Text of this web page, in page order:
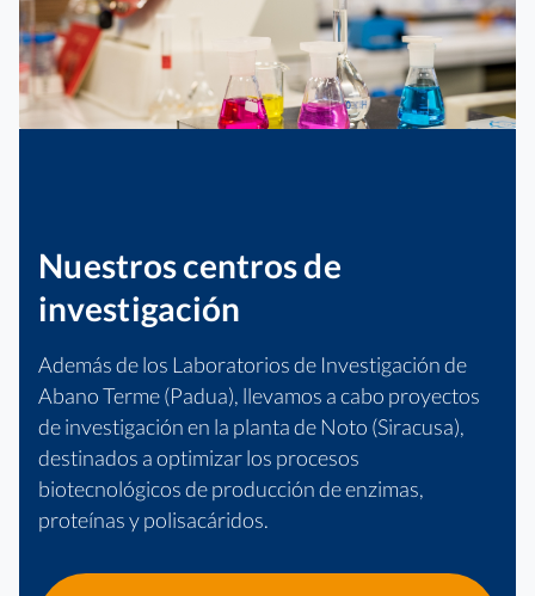
Nuestros centros de
investigación
Además de los Laboratorios de Investigación de
Abano Terme (Padua), llevamos a cabo proyectos
de investigación en la planta de Noto (Siracusa),
destinados a optimizar los procesos
biotecnológicos de producción de enzimas,
proteínas y polisacáridos.